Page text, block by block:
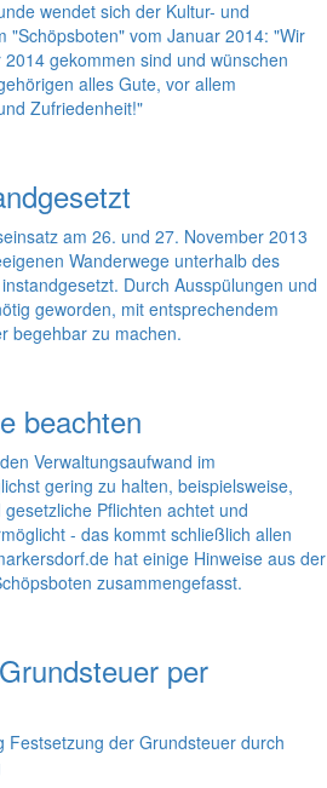
wendet sich der Kultur- und
"Schöpsboten" vom Januar 2014: "Wir
gekommen sind und wünschen
alles Gute, vor allem
Zufriedenheit!"
am 26. und 27. November 2013
Wanderwege unterhalb des
Durch Ausspülungen und
geworden, mit entsprechendem
begehbar zu machen.
beachten
Verwaltungsaufwand im
gering zu halten, beispielsweise,
Pflichten achtet und
- das kommt schließlich allen
hat einige Hinweise aus der
zusammengefasst.
per
Festsetzung der Grundsteuer durch